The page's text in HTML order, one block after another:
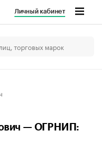
Личный кабинет
— ОГРНИП: